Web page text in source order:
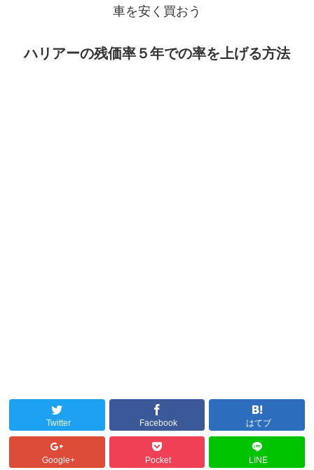
車を安く買おう
ハリアーの残価率５年での率を上げる方法
Twitter Facebook はてブ
Google+ Pocket LINE